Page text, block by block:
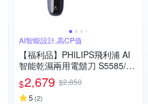
AI智能設計,高CP值
【福利品】PHILIPS飛利浦 AI
智能乾濕兩用電鬍刀 S5585/20
(一年保固)
$2,679 $2,850
5 (2)